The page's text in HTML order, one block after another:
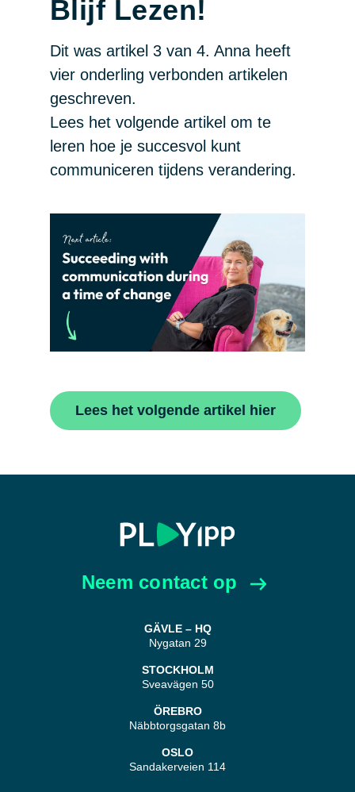
Blijf Lezen!
Dit was artikel 3 van 4. Anna heeft
vier onderling verbonden artikelen
geschreven.
Lees het volgende artikel om te
leren hoe je succesvol kunt
communiceren tijdens verandering.
Lees het volgende artikel hier
Neem contact op
GÄVLE – HQ
Nygatan 29
STOCKHOLM
Sveavägen 50
ÖREBRO
Näbbtorgsgatan 8b
OSLO
Sandakerveien 114